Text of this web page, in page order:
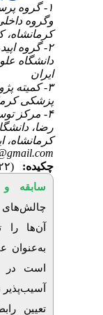
۱- گروه
وگروه
کرمانشاه،
۲- گروه
دانشگاه
ایران
۳- کمیته
پزشکی
۴- مرکز
رضا،
کرمانشاه،
چکیده:
(۱۸۲۲ مشاهده)
سابقه
چالش‌های
آن‌ها را
به‌عنوان
است در
تعیین